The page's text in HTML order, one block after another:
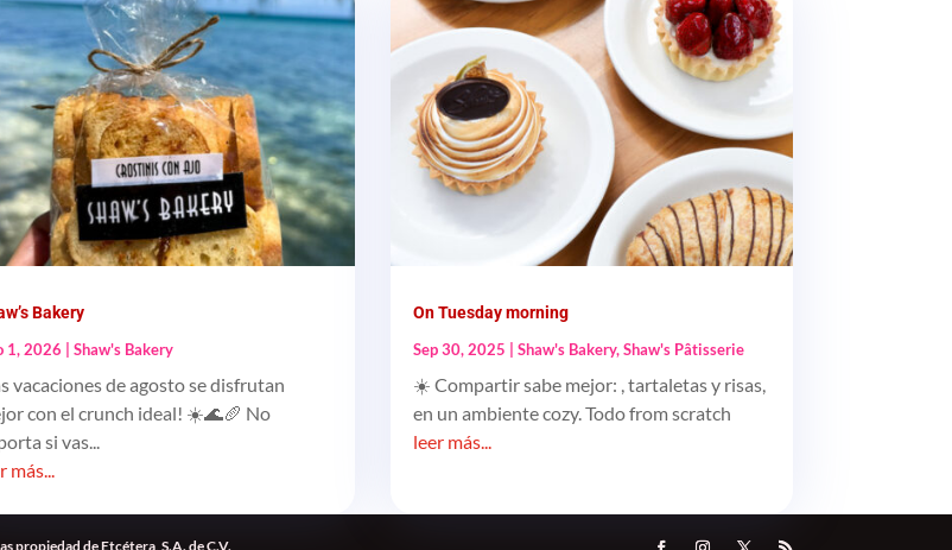
Bakery
1, 2026
Shaw's Bakery
vacaciones de agosto se disfrutan
con el crunch ideal! ☀️🌊🥖 No
si vas...
más...
On Tuesday morning
Sep 30, 2025 |Shaw's Bakery,Shaw's Pâtisserie
☀️ Compartir sabe mejor: , tartaletas y risas,
en un ambiente cozy. Todo from scratch
leer más...
propiedad de Etcétera, S.A. de C.V.